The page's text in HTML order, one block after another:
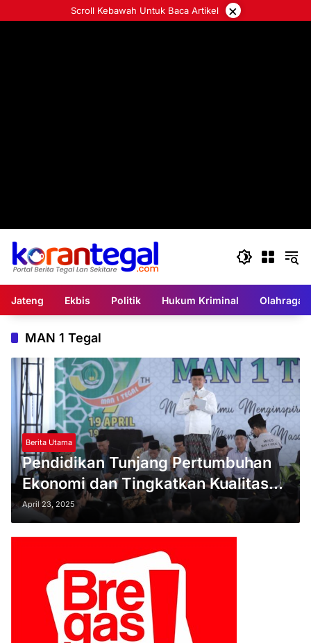
ke
Scroll Kebawah Untuk Baca Artikel ×
Jateng Ekbis Politik Hukum Kriminal Olahraga
MAN 1 Tegal
Berita Utama
Pendidikan Tunjang Pertumbuhan
Ekonomi dan Tingkatkan Kualitas
Hidup
April 23, 2025